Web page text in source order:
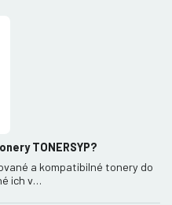
TONERSYP?
a kompatibilné tonery do
ich v…